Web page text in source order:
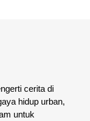
cerita di
hidup urban,
untuk